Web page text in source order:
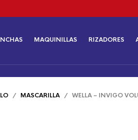
MAQUINILLAS RIZADORES
/ MASCARILLA / WELLA – INVIGO